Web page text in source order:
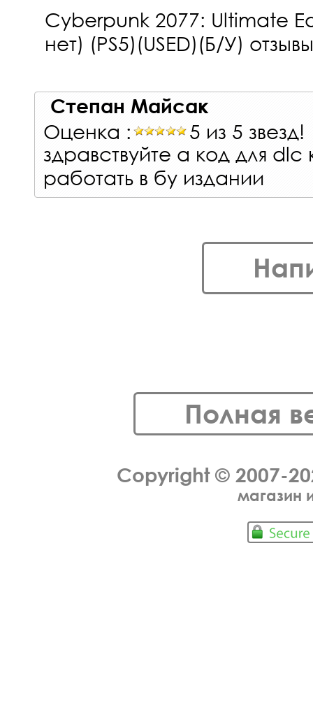
Cyberpunk 2077: Ultimate
нет) (PS5)(USED)(Б/У)
Степан Майсак
Оценка :
5 из 5 звезд!
здравствуйте а код для
работать в бу издании
Полная
Copyright © 2007-
магазин